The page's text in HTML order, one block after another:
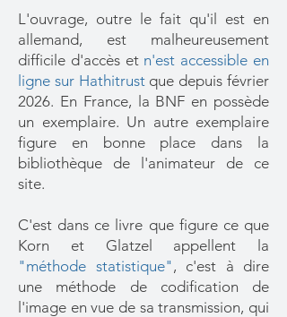
L'ouvrage, outre le fait qu'il est en
allemand, est malheureusement
difficile d'accès et n'est accessible en
ligne sur Hathitrustque depuis février
2026. En France, la BNF en possède
un exemplaire. Un autre exemplaire
figure en bonne place dans la
bibliothèque de l'animateur de ce
site.
C'est dans ce livre que figure ce que
Korn et Glatzel appellent la
"méthode statistique" , c'est à dire
une méthode de codification de
l'image en vue de sa transmission, qui